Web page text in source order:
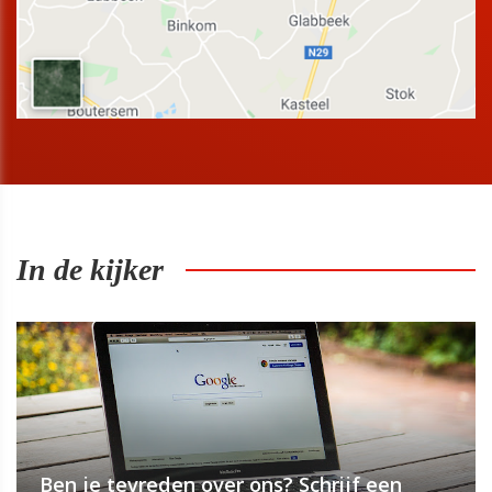
In de kijker
Ben je tevreden over ons? Schrijf een